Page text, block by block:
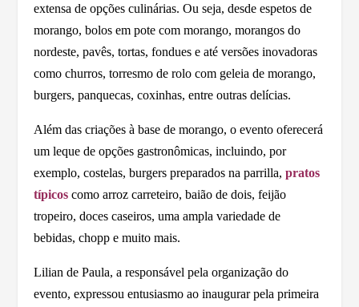
extensa de opções culinárias. Ou seja, desde espetos de
morango, bolos em pote com morango, morangos do
nordeste, pavês, tortas, fondues e até versões inovadoras
como churros, torresmo de rolo com geleia de morango,
burgers, panquecas, coxinhas, entre outras delícias.
Além das criações à base de morango, o evento oferecerá
um leque de opções gastronômicas, incluindo, por
exemplo, costelas, burgers preparados na parrilla,pratos
típicos como arroz carreteiro, baião de dois, feijão
tropeiro, doces caseiros, uma ampla variedade de
bebidas, chopp e muito mais.
Lilian de Paula, a responsável pela organização do
evento, expressou entusiasmo ao inaugurar pela primeira